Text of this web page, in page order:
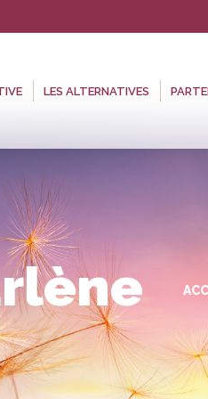
LES ALTERNATIVES
PARTENAIRES AGENDA